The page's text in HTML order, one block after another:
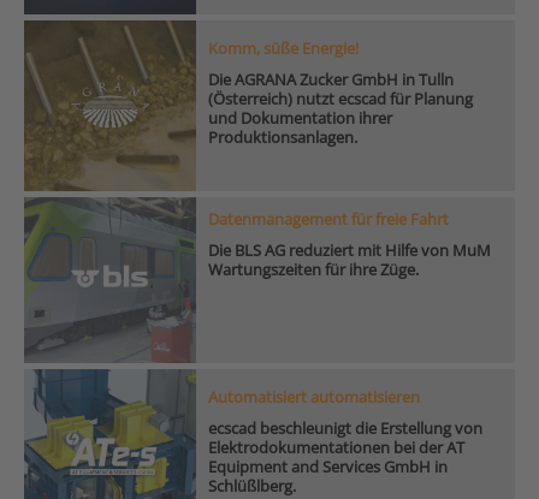
Komm, süße Energie!
Die AGRANA Zucker GmbH in Tulln
(Österreich) nutzt ecscad für Planung
und Dokumentation ihrer
Produktionsanlagen.
Datenmanagement für freie Fahrt
Die BLS AG reduziert mit Hilfe von MuM
Wartungszeiten für ihre Züge.
Automatisiert automatisieren
ecscad beschleunigt die Erstellung von
Elektrodokumentationen bei der AT
Equipment and Services GmbH in
Schlüßlberg.